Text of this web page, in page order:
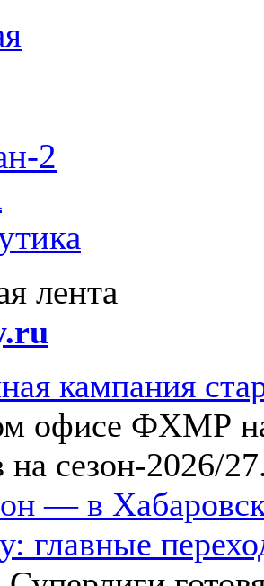
2
лента
кампания
офисе ФХМР
на сезон-2026/
— в
главные